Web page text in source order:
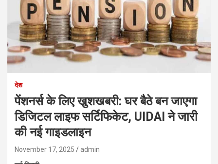
देश
पेंशनर्स के लिए खुशखबरी: घर बैठे बन जाएगा
डिजिटल लाइफ सर्टिफिकेट, UIDAI ने जारी
की नई गाइडलाइन
November 17, 2025 admin